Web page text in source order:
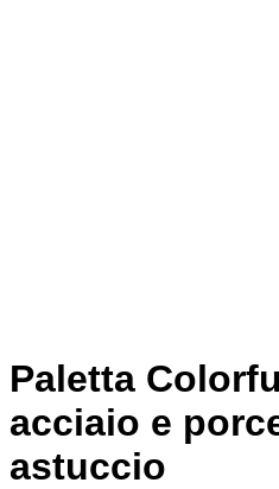
Paletta
acciaio e
astuccio